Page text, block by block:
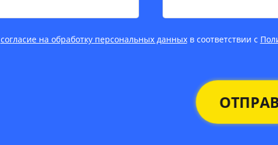
согласие на обработку персональных данныхв соответствии с